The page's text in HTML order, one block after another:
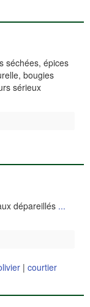
séchées, épices
bougies
sérieux
dépareillés ...
| courtier